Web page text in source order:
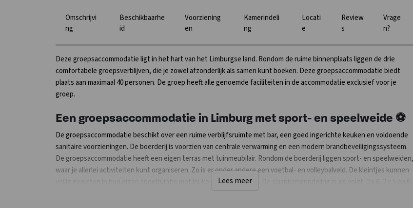
Omschrijvi
ng
Beschikbaarhe
id
Voorziening
en
Kamerindeli
ng
Locati
e
Review
s
Vrage
n?
Deze groepsaccommodatie ligt in het hart van het Limburgse land. Rondom de ruime binnenplaats liggen de drie
comfortabele groepsverblijven, die je zowel afzonderlijk als samen kunt boeken. Deze groepsaccommodatie biedt
plaats aan maximaal 40 personen. De groep heeft alle genoemde faciliteiten in de accommodatie exclusief voor je
groep.
Een groepsaccommodatie in Limburg met sport- en speelweide ⚽
De groepsaccommodatie beschikt over een ruime verblijfsruimte met bar, een goed ingerichte keuken en voldoende
sanitaire voorzieningen. De boerderij is voorzien van centrale verwarming en een modern brandbeveiligingssysteem.
De groepsaccommodatie heeft een eigen terras met tuinmeubilair. Rondom de boerderij liggen sport- en speelweiden,
waar je allerlei activiteiten kunt organiseren. Zo is er onder andere een voetbal- en volleybalveld. De kleintjes kunnen
veilig genieten in hun eigen speeltuintje met leuke speeltoestellen. De slaapkamerindeling is als volgt: 2 x 6, 2 x 5 en 6
x 3 persoons kamers, voornamelijk stapelbedden. Men dient zelf een dekbed, linnengoed en een kussen mee te
Lees meer